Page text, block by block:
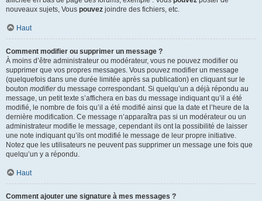
nouveaux sujets, Vous pouvez joindre des fichiers, etc.
Haut
Comment modifier ou supprimer un message ?
À moins d’être administrateur ou modérateur, vous ne pouvez modifier ou
supprimer que vos propres messages. Vous pouvez modifier un message
(quelquefois dans une durée limitée après sa publication) en cliquant sur le
bouton modifierdu message correspondant. Si quelqu’un a déjà répondu au
message, un petit texte s’affichera en bas du message indiquant qu’il a été
modifié, le nombre de fois qu’il a été modifié ainsi que la date et l’heure de la
dernière modification. Ce message n’apparaîtra pas si un modérateur ou un
administrateur modifie le message, cependant ils ont la possibilité de laisser
une note indiquant qu’ils ont modifié le message de leur propre initiative.
Notez que les utilisateurs ne peuvent pas supprimer un message une fois que
quelqu’un y a répondu.
Haut
Comment ajouter une signature à mes messages ?